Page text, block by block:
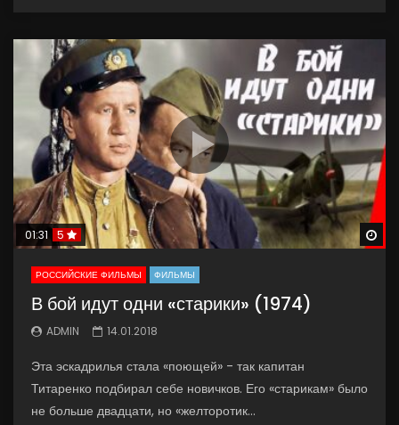
01:31 5
РОССИЙСКИЕ ФИЛЬМЫ ФИЛЬМЫ
В бой идут одни «старики» (1974)
ADMIN 14.01.2018
Эта эскадрилья стала «поющей» - так капитан
Титаренко подбирал себе новичков. Его «старикам» было
не больше двадцати, но «желторотик...